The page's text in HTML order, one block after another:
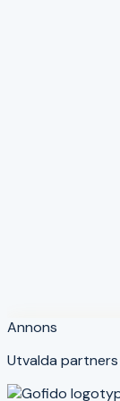
Annons
Utvalda partners